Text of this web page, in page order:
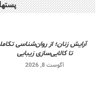
آرایش زنان؛ از روان‌شناسی
تا کالایی‌سازی زیبایی
آگوست 8, 2026